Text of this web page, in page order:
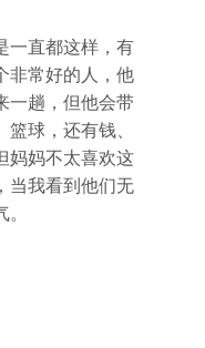
一直都这样，有
非常好的人，他
一趟，但他会带
球，还有钱、
妈妈不太喜欢这
当我看到他们无